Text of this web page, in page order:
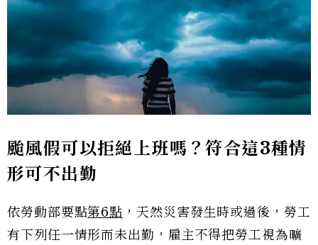
颱風假可以拒絕上班嗎？符合這3種情
形可不出勤
依勞動部要點第6點 ，天然災害發生時或過後，勞工
有下列任一情形而未出勤，雇主不得把勞工視為曠